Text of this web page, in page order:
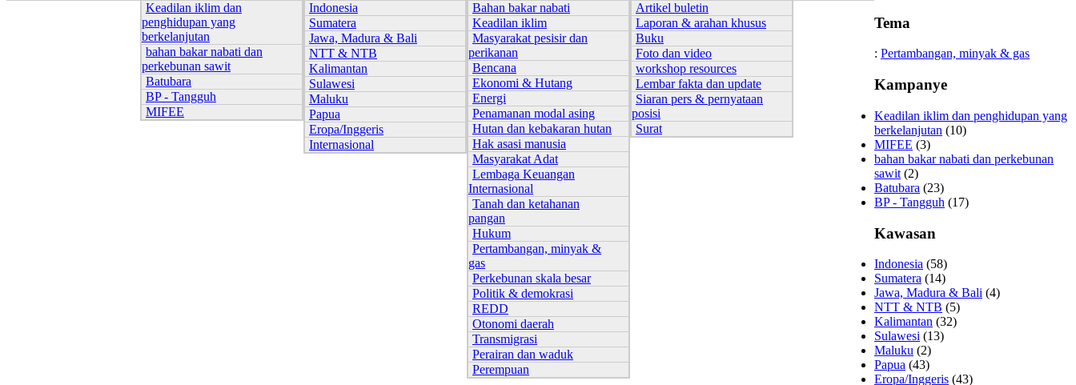
Keadilan iklim dan
penghidupan yang
berkelanjutan
bahan bakar nabati dan
perkebunan sawit
Batubara
BP - Tangguh
MIFEE
Indonesia
Sumatera
Jawa, Madura & Bali
NTT & NTB
Kalimantan
Sulawesi
Maluku
Papua
Eropa/Inggeris
Internasional
Bahan bakar nabati
Keadilan iklim
Masyarakat pesisir dan
perikanan
Bencana
Ekonomi & Hutang
Energi
Penamanan modal asing
Hutan dan kebakaran hutan
Hak asasi manusia
Masyarakat Adat
Lembaga Keuangan
Internasional
Tanah dan ketahanan
pangan
Hukum
Pertambangan, minyak &
gas
Perkebunan skala besar
Politik & demokrasi
REDD
Otonomi daerah
Transmigrasi
Perairan dan waduk
Perempuan
Artikel buletin
Laporan & arahan khusus
Buku
Foto dan video
workshop resources
Lembar fakta dan update
Siaran pers & pernyataan
posisi
Surat
Tema
: Pertambangan, minyak & gas
Kampanye
Keadilan iklim dan penghidupan yang
berkelanjutan (10)
MIFEE (3)
bahan bakar nabati dan perkebunan
sawit (2)
Batubara (23)
BP - Tangguh (17)
Kawasan
Indonesia (58)
Sumatera (14)
Jawa, Madura & Bali (4)
NTT & NTB (5)
Kalimantan (32)
Sulawesi (13)
Maluku (2)
Papua (43)
Eropa/Inggeris (43)